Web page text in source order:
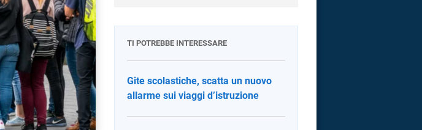
TI POTREBBE INTERESSARE
Gite scolastiche, scatta un nuovo
allarme sui viaggi d’istruzione